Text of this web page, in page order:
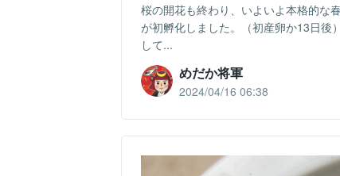
桜の開花も終わり、いよいよ本格的な
が初孵化しました。（初産卵か13日後
して...
めだか将軍
2024/04/16 06:38